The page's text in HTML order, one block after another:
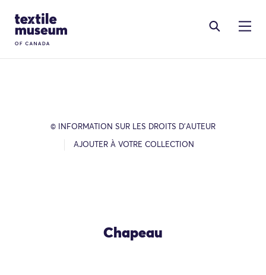
Site Logo
© INFORMATION SUR LES DROITS D’AUTEUR
AJOUTER À VOTRE COLLECTION
Chapeau